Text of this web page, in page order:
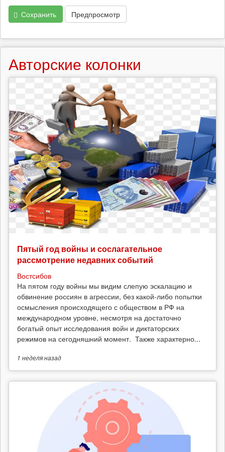
Сохранить Предпросмотр
Авторские колонки
Пятый год войны и сослагательное
рассмотрение недавних событий
Востсибов
На пятом году войны мы видим слепую эскалацию и
обвинение россиян в агрессии, без какой-либо попытки
осмысления происходящего с обществом в РФ на
международном уровне, несмотря на достаточно
богатый опыт исследования войн и диктаторских
режимов на сегодняшний момент. Также характерно...
1 неделяназад